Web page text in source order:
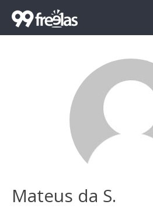
Mateus da S.